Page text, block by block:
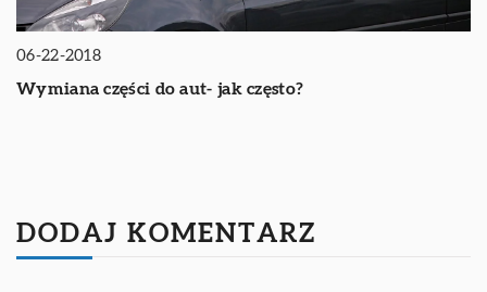
06-22-2018
Wymiana części do aut- jak często?
DODAJ KOMENTARZ